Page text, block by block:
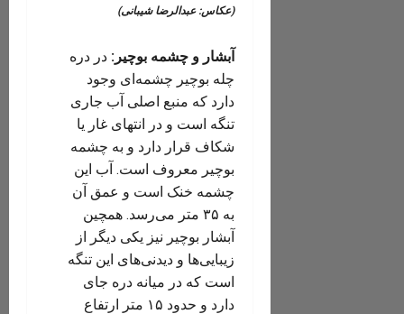
(عکاس: عبدالرضا شیبانی)
آبشار و چشمه بوچیر: در دره
چله بوچیر چشمه‌ای وجود
دارد که منبع اصلی آب جاری
تنگه است و در انتهای غار یا
شکاف قرار دارد و به چشمه
بوچیر معروف است. آب این
چشمه خنک است و عمق آن
به ۳۵ متر می‌رسد. همچین
آبشار بوچیر نیز یکی دیگر از
زیبایی‌ها و دیدنی‌های این تنگه
است که در میانه دره جای
دارد و حدود ۱۵ متر ارتفاع